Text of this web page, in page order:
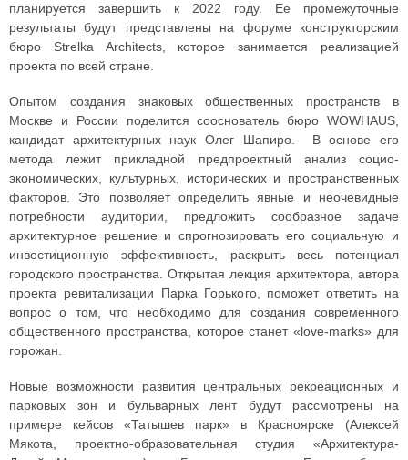
планируется завершить к 2022 году. Ее промежуточные
результаты будут представлены на форуме конструкторским
бюро Strelka Architects, которое занимается реализацией
проекта по всей стране.
Опытом создания знаковых общественных пространств в
Москве и России поделится сооснователь бюро WOWHAUS,
кандидат архитектурных наук Олег Шапиро. В основе его
метода лежит прикладной предпроектный анализ социо-
экономических, культурных, исторических и пространственных
факторов. Это позволяет определить явные и неочевидные
потребности аудитории, предложить сообразное задаче
архитектурное решение и спрогнозировать его социальную и
инвестиционную эффективность, раскрыть весь потенциал
городского пространства. Открытая лекция архитектора, автора
проекта ревитализации Парка Горького, поможет ответить на
вопрос о том, что необходимо для создания современного
общественного пространства, которое станет «love-marks» для
горожан.
Новые возможности развития центральных рекреационных и
парковых зон и бульварных лент будут рассмотрены на
примере кейсов «Татышев парк» в Красноярске (Алексей
Мякота, проектно-образовательная студия «Архитектура-